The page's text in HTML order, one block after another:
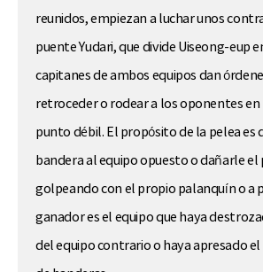
reunidos, empiezan a luchar unos
puente Yudari, que divide Uiseong-eup
capitanes de ambos equipos dan
retroceder o rodear a los oponentes en
punto débil. El propósito de la pelea es
bandera al equipo opuesto o dañarle el
golpeando con el propio palanquín o a
ganador es el equipo que haya
del equipo contrario o haya apresado